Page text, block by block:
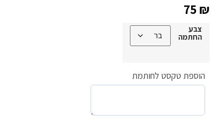
75 ₪
צבע
החתמה
הוספת טקסט לחותמת